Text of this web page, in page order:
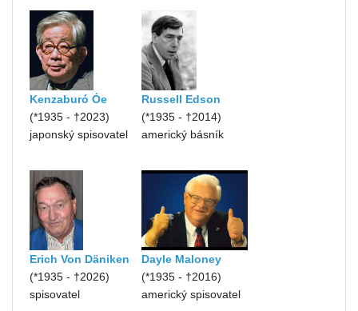
Kenzaburó Óe
(*1935 - †2023)
japonský spisovatel
Russell Edson
(*1935 - †2014)
americký básník
Erich Von Däniken
(*1935 - †2026)
spisovatel
Dayle Maloney
(*1935 - †2016)
americký spisovatel